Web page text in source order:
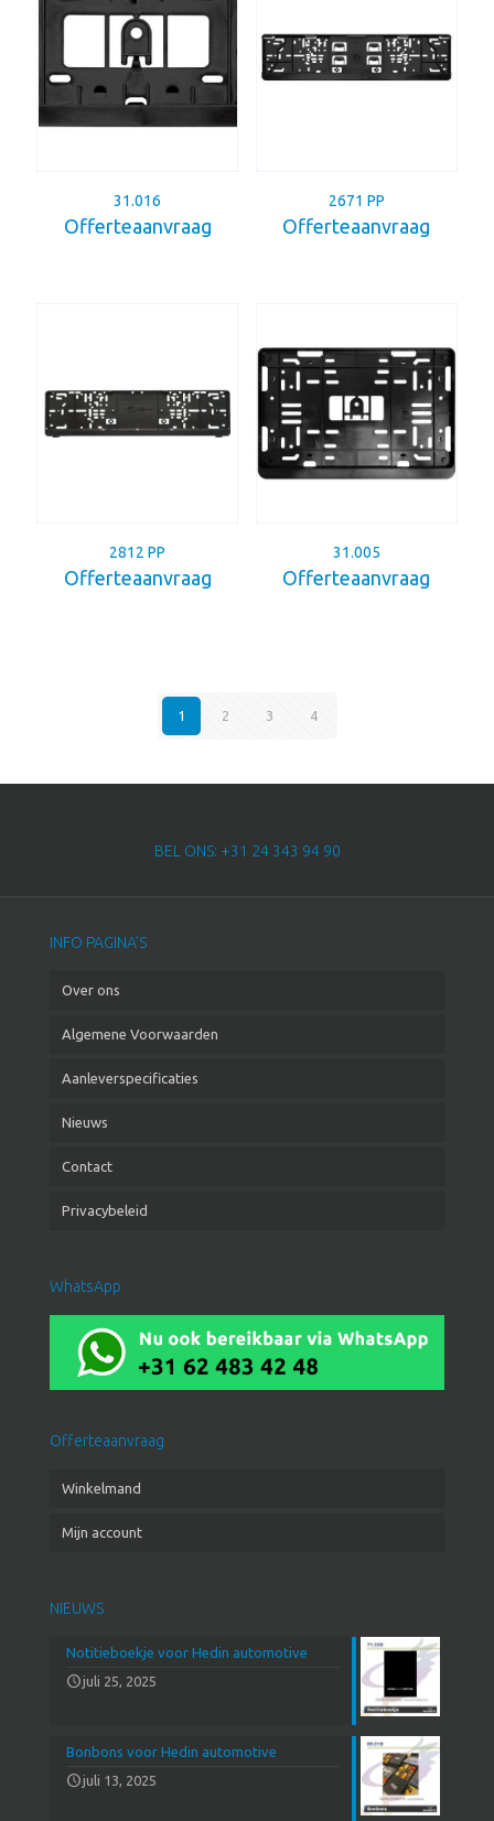
31.016
Offerteaanvraag
2671 PP
Offerteaanvraag
2812 PP
Offerteaanvraag
31.005
Offerteaanvraag
1 2 3 4
BEL ONS: +31 24 343 94 90
INFO PAGINA’S
Over ons
Algemene Voorwaarden
Aanleverspecificaties
Nieuws
Contact
Privacybeleid
WhatsApp
Offerteaanvraag
Winkelmand
Mijn account
NIEUWS
Notitieboekje voor Hedin automotive
juli 25, 2025
Bonbons voor Hedin automotive
juli 13, 2025